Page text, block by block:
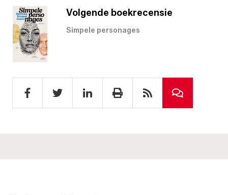
Volgende boekrecensie
Simpele personages